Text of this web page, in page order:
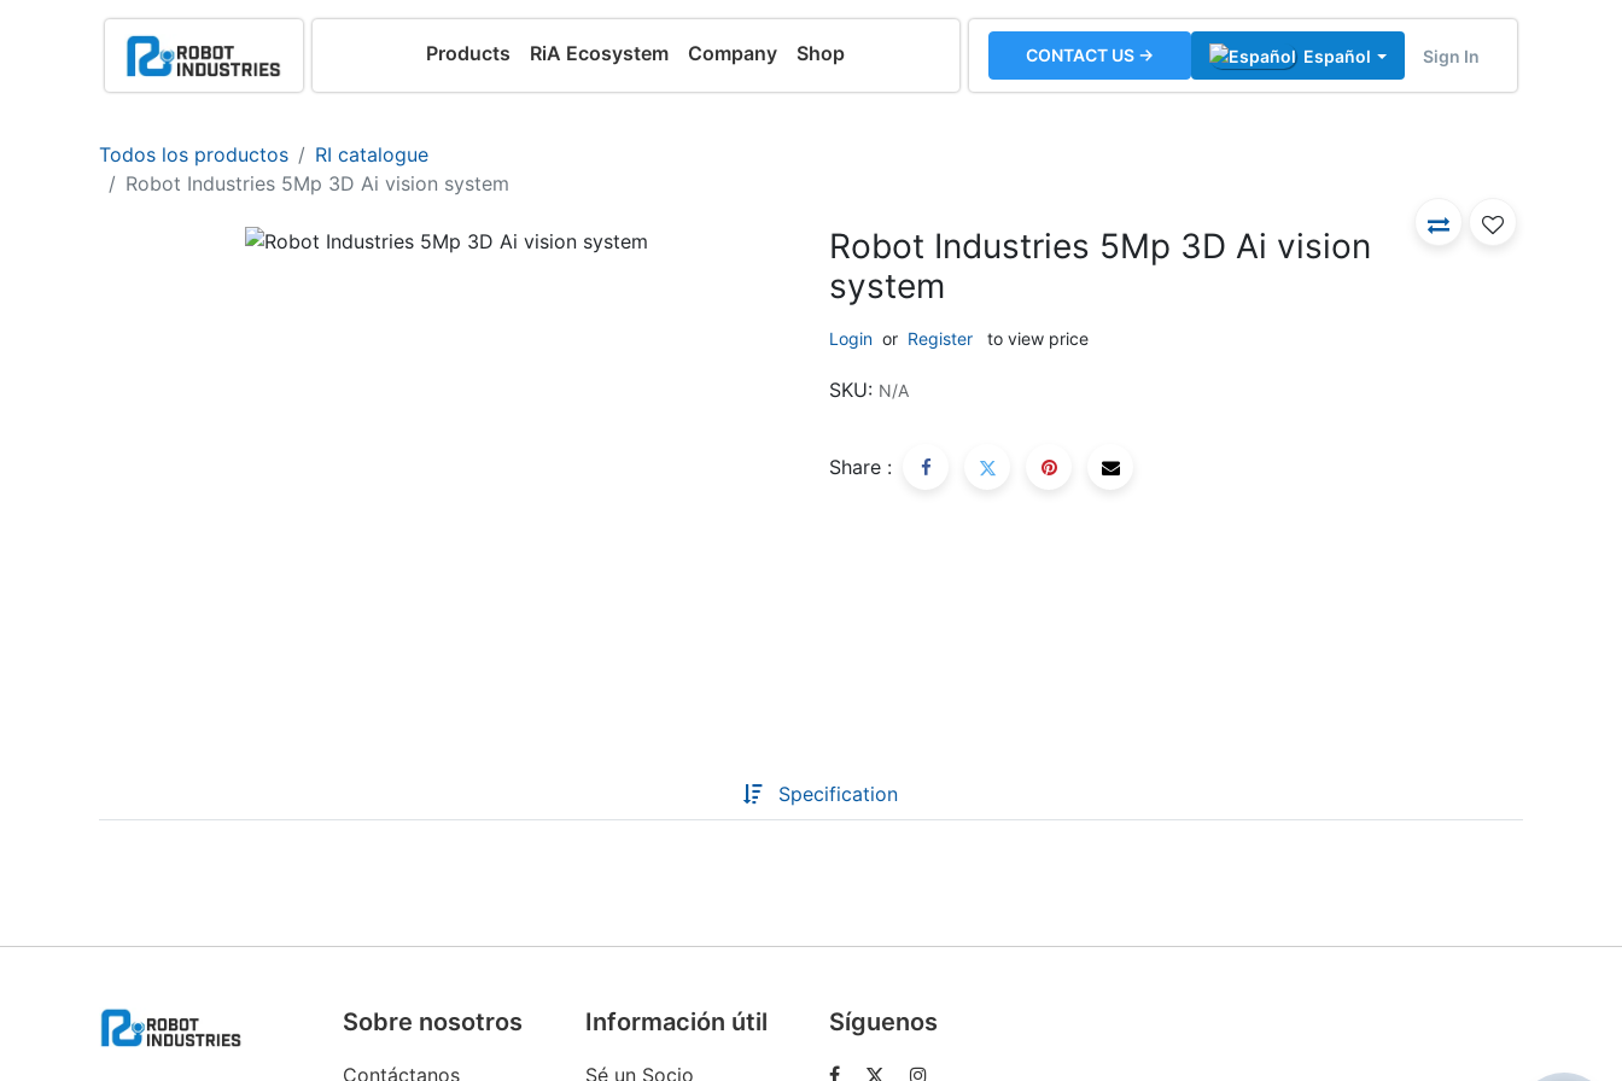
Products RiA Ecosystem Company Shop CONTACT US → Español Sign In
Todos los productos
RI catalogue
Robot Industries 5Mp 3D Ai vision system
Robot Industries 5Mp 3D Ai vision
system
Login or Register to view price
SKU: N/A
Share :
Specification
Sobre nosotros
Contáctanos
Información útil
Sé un Socio
Síguenos
Scalabil de la 1 robot la zeci de unități